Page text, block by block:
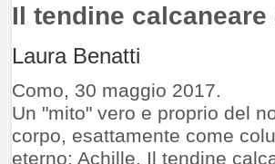
Il tendine
Laura Benatti
Como, 30 maggio 2017.
Un "mito" vero e proprio del
corpo, esattamente come
eterno: Achille. Il tendine